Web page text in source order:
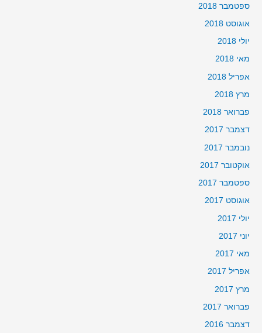
ספטמבר 2018
אוגוסט 2018
יולי 2018
מאי 2018
אפריל 2018
מרץ 2018
פברואר 2018
דצמבר 2017
נובמבר 2017
אוקטובר 2017
ספטמבר 2017
אוגוסט 2017
יולי 2017
יוני 2017
מאי 2017
אפריל 2017
מרץ 2017
פברואר 2017
דצמבר 2016